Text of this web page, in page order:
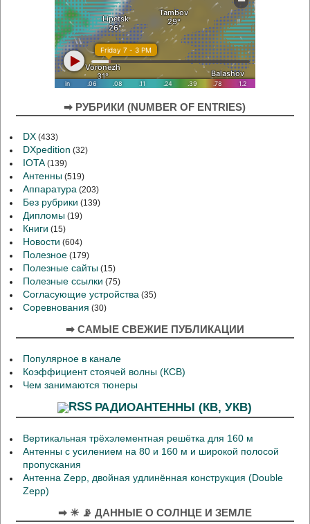
➡ РУБРИКИ (NUMBER OF ENTRIES)
DX (433)
DXpedition (32)
IOTA(139)
Антенны (519)
Аппаратура (203)
Без рубрики (139)
Дипломы (19)
Книги (15)
Новости (604)
Полезное (179)
Полезные сайты (15)
Полезные ссылки (75)
Согласующие устройства (35)
Соревнования (30)
➡ САМЫЕ СВЕЖИЕ ПУБЛИКАЦИИ
Популярное в канале
Коэффициент стоячей волны (КСВ)
Чем занимаются тюнеры
РАДИОАНТЕННЫ (КВ, УКВ)
Вертикальная трёхэлементная решётка для 160 м
Антенны с усилением на 80 и 160 м и широкой полосой
пропускания
Антенна Zepp, двойная удлинённая конструкция (Double
Zepp)
➡ ☀ 📡 ДАННЫЕ О СОЛНЦЕ И ЗЕМЛЕ